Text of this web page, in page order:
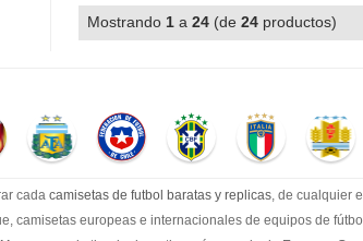
Mostrando 1 a 24 (de 24 productos)
cada camisetas de futbol baratas y replicas, de cualquier
camisetas europeas e internacionales de equipos de